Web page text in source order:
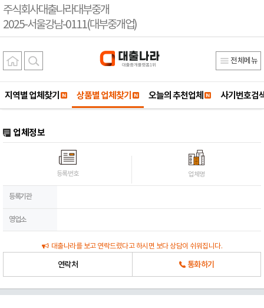
주식회사대출나라대부중개
2025-서울강남-0111(대부중개업)
전체메뉴
지역별 업체찾기 상품별 업체찾기 오늘의 추천업체 사기번호검
업체정보
등록번호 업체명
등록기관
영업소
대출나라를 보고 연락드렸다고 하시면 보다 상담이 쉬워집니다.
연락처 통화하기